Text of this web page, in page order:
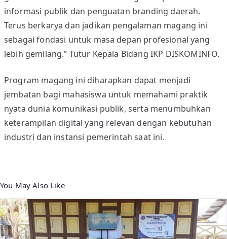
informasi publik dan penguatan branding daerah.
Terus berkarya dan jadikan pengalaman magang ini
sebagai fondasi untuk masa depan profesional yang
lebih gemilang.” Tutur Kepala Bidang IKP DISKOMINFO.
Program magang ini diharapkan dapat menjadi
jembatan bagi mahasiswa untuk memahami praktik
nyata dunia komunikasi publik, serta menumbuhkan
keterampilan digital yang relevan dengan kebutuhan
industri dan instansi pemerintah saat ini.
You May Also Like